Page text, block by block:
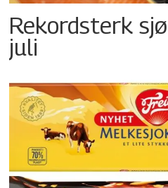
Rekordsterk
juli